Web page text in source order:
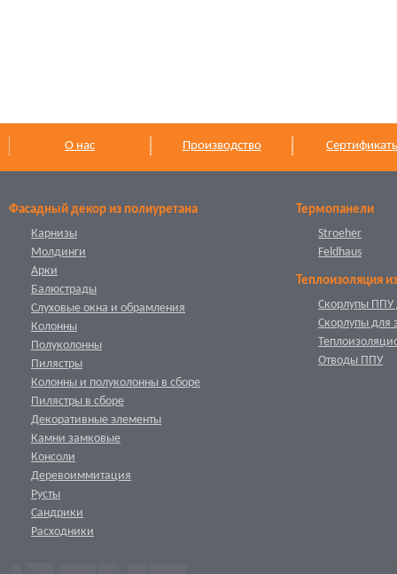
О нас Производство
Фасадный декор из полиуретана
Карнизы
Молдинги
Арки
Балюстрады
Слуховые окна и обрамления
Колонны
Полуколонны
Пилястры
Колонны и полуколонны в сборе
Пилястры в сборе
Декоративные элементы
Камни замковые
Консоли
Деревоиммитация
Русты
Сандрики
Расходники
Термопанели
Stroeher
Feldhaus
Теплоизоляция
Скорлупы ППУ
Скорлупы для
Отводы ППУ